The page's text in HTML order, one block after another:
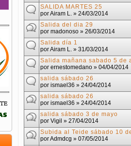
SALIDA MARTES 25
porAiram L. » 24/03/2014
Salida del dia 29
por madonoso » 26/03/2014
Salida día 1
porAiram L. » 31/03/2014
Salida mañana sabado 5 de
por ernestomedano » 04/04/2014
salida sábado 26
por ismael36 » 24/04/2014
salida sábado 26
por ismael36 » 24/04/2014
salida sábado 3 de mayo
por Vigil » 27/04/2014
Subida al Teide sábado 10
porAdmdcg » 07/05/2014